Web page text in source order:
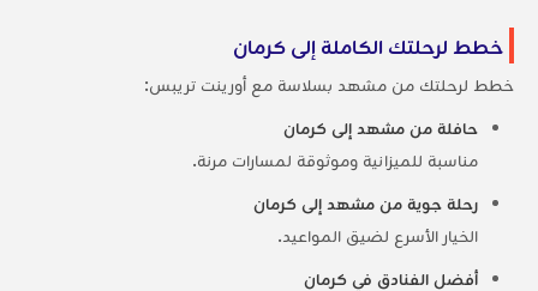
خطط لرحلتك الكاملة إلى كرمان
خطط لرحلتك من مشهد بسلاسة مع أورينت تريبس:
حافلة من مشهد إلى كرمان
مناسبة للميزانية وموثوقة لمسارات مرنة.
رحلة جوية من مشهد إلى كرمان
الخيار الأسرع لضيق المواعيد.
أفضل الفنادق في كرمان